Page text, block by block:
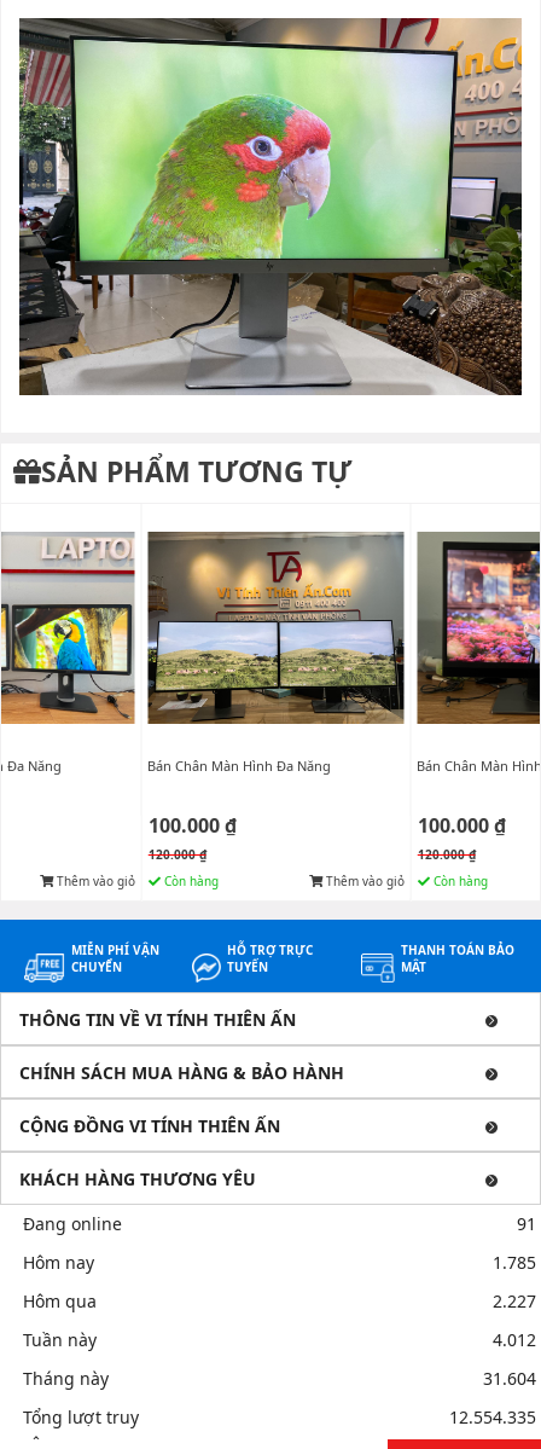
SẢN PHẨM TƯƠNG TỰ
Đa Năng
Thêm vào giỏ
Bán Chân Màn Hình Đa Năng
100.000 ₫
120.000 ₫
Còn hàng
Thêm vào giỏ
Bán Chân Màn
100.000 ₫
120.000 ₫
Còn hàng
MIỄN PHÍ VẬN
CHUYỂN
HỖ TRỢ TRỰC
TUYẾN
THANH TOÁN BẢO
MẬT
THÔNG TIN VỀ VI TÍNH THIÊN ẤN
CHÍNH SÁCH MUA HÀNG & BẢO HÀNH
CỘNG ĐỒNG VI TÍNH THIÊN ẤN
KHÁCH HÀNG THƯƠNG YÊU
Đang online
91
Hôm nay
1.785
Hôm qua
2.227
Tuần này
4.012
Tháng này
31.604
Tổng lượt truy
cập
12.554.335